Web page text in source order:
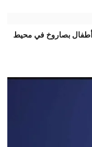
طائرة استطلاع إسرائيلية استهدفت 3 أطفال بصاروخ في محيط